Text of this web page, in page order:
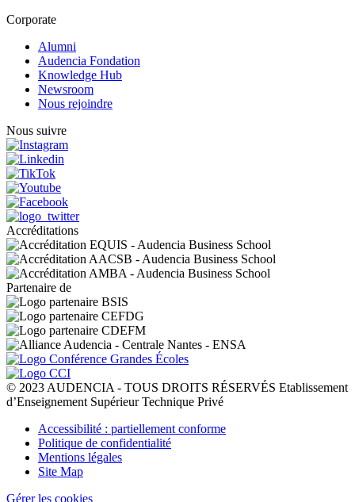
Corporate
Alumni
Audencia Fondation
Knowledge Hub
Newsroom
Nous rejoindre
Nous suivre
Accréditations
Partenaire de
© 2023 AUDENCIA - TOUS DROITS RÉSERVÉS Etablissement
d’Enseignement Supérieur Technique Privé
Pied
page
Accessibilité : partiellement conforme
Politique de confidentialité
Mentions légales
Site Map
Gérer les cookies